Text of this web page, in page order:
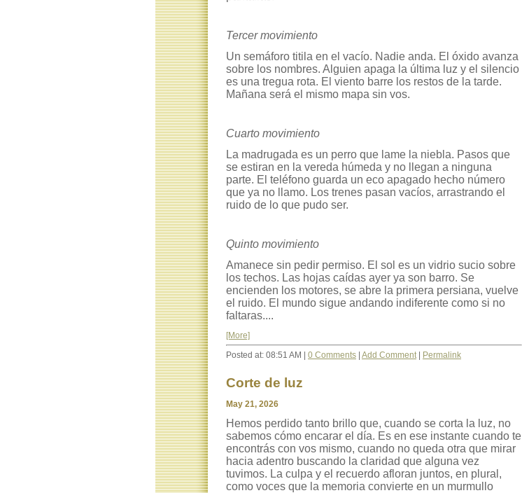
Tercer movimiento
Un semáforo titila en el vacío. Nadie anda. El óxido avanza
sobre los nombres. Alguien apaga la última luz y el silencio
es una tregua rota. El viento barre los restos de la tarde.
Mañana será el mismo mapa sin vos.
Cuarto movimiento
La madrugada es un perro que lame la niebla. Pasos que
se estiran en la vereda húmeda y no llegan a ninguna
parte. El teléfono guarda un eco apagado hecho número
que ya no llamo. Los trenes pasan vacíos, arrastrando el
ruido de lo que pudo ser.
Quinto movimiento
Amanece sin pedir permiso. El sol es un vidrio sucio sobre
los techos. Las hojas caídas ayer ya son barro. Se
encienden los motores, se abre la primera persiana, vuelve
el ruido. El mundo sigue andando indiferente como si no
faltaras....
[More]
Posted at: 08:51 AM | 0 Comments Add Comment| Permalink
Corte de luz
May 21, 2026
Hemos perdido tanto brillo que, cuando se corta la luz, no
sabemos cómo encarar el día. Es en ese instante cuando te
encontrás con vos mismo, cuando no queda otra que mirar
hacia adentro buscando la claridad que alguna vez
tuvimos. La culpa y el recuerdo afloran juntos, en plural,
como voces que la memoria convierte en un murmullo